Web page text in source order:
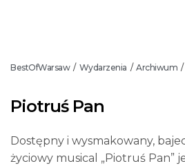
BestOfWarsaw / Wydarzenia / Archiwum /
Piotruś Pan
Dostępny i wysmakowany,
życiowy musical „Piotruś Pan”